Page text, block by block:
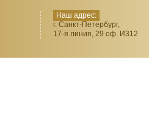
Наш адрес:
г. Санкт-Петербург,
17-я линия, 29 оф. И312